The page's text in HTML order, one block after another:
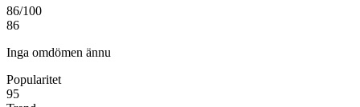
86/100
86
Inga omdömen ännu
Popularitet
95